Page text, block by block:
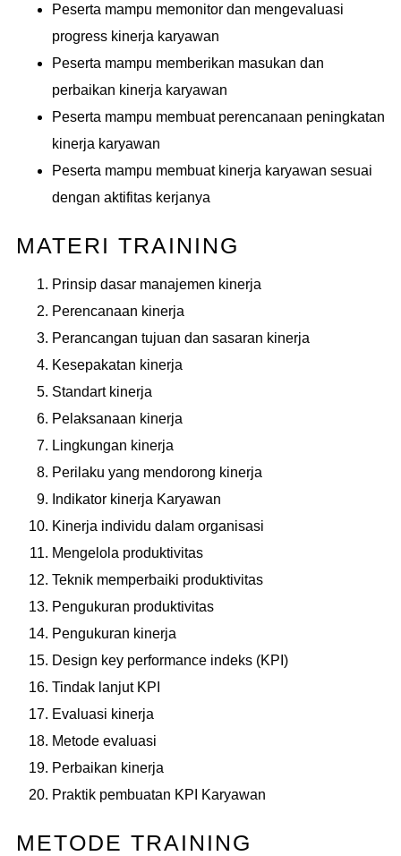
Peserta mampu memonitor dan mengevaluasi
progress kinerja karyawan
Peserta mampu memberikan masukan dan
perbaikan kinerja karyawan
Peserta mampu membuat perencanaan peningkatan
kinerja karyawan
Peserta mampu membuat kinerja karyawan sesuai
dengan aktifitas kerjanya
MATERI TRAINING
Prinsip dasar manajemen kinerja
Perencanaan kinerja
Perancangan tujuan dan sasaran kinerja
Kesepakatan kinerja
Standart kinerja
Pelaksanaan kinerja
Lingkungan kinerja
Perilaku yang mendorong kinerja
Indikator kinerja Karyawan
Kinerja individu dalam organisasi
Mengelola produktivitas
Teknik memperbaiki produktivitas
Pengukuran produktivitas
Pengukuran kinerja
Design key performance indeks (KPI)
Tindak lanjut KPI
Evaluasi kinerja
Metode evaluasi
Perbaikan kinerja
Praktik pembuatan KPI Karyawan
METODE TRAINING